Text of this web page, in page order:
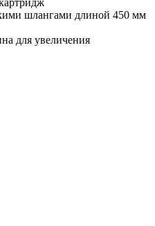
шлангами длиной 450 мм
для увеличения